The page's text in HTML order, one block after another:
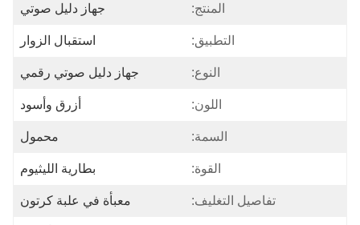
المنتج: جهاز دليل صوتي
التطبيق: استقبال الزوار
النوع: جهاز دليل صوتي رقمي
اللون: أزرق وأسود
السمة: محمول
القوة: بطارية الليثيوم
تفاصيل التغليف: معبأة في علبة كرتون